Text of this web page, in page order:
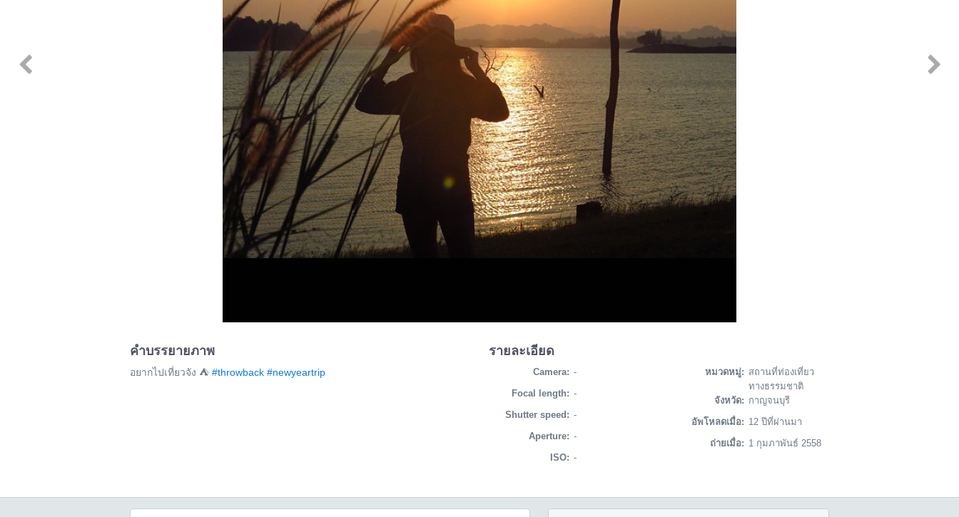
คำบรรยายภาพ
อยากไปเที่ยวจัง ⛺️ #throwback #newyeartrip
รายละเอียด
Camera: -
Focal length: -
Shutter speed: -
Aperture: -
ISO: -
หมวดหมู่: สถานที่ท่องเที่ยว
ทางธรรมชาติ
จังหวัด: กาญจนบุรี
อัพโหลดเมื่อ: 12 ปีที่ผ่านมา
ถ่ายเมื่อ: 1 กุมภาพันธ์ 2558